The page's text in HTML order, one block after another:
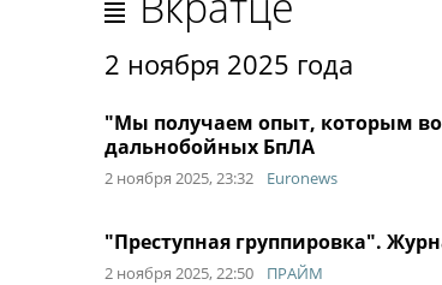
2 ноября 2025 года
"Мы получаем опыт, которым
дальнобойных БпЛА
2 ноября 2025, 23:32 Euronews
"Преступная группировка".
2 ноября 2025, 22:50 ПРАЙМ